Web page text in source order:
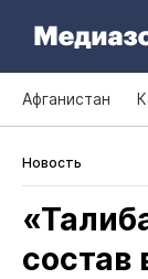
Афганистан
Новость
состав